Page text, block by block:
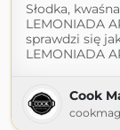
Słodka,
LEMONIADA
sprawdzi się
LEMONIADA
Cook